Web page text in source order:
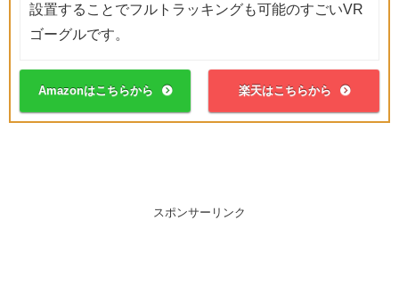
設置することでフルトラッキングも可能のすごいVR
ゴーグルです。
Amazonはこちらから 楽天はこちらから
スポンサーリンク